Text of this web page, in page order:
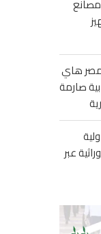
مصانع
مصر هاي
صارمة
عبر